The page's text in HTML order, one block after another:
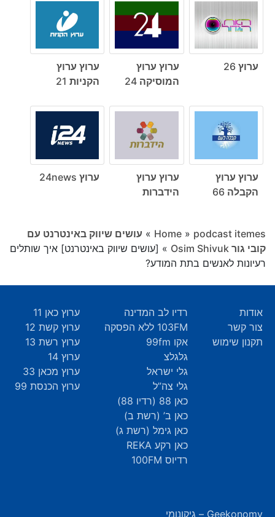
ערוץ 26
ערוץ ערוץ
המוסיקה 24
ערוץ ערוץ
הקניות 21
ערוץ ערוץ
הקבלה 66
ערוץ ערוץ
הידברות
ערוץ 24news
Home » podcast itemes
» עושים שיווק באינטרנט עם
קובי גור Osim Shivuk
» [עושים שיווק באינטרנט] איך שותלים
רעיונות לאנשים בתת המודע?
אודות
צור קשר
תקנון שימוש
רדיו לב המדינה
103FM ללא הפסקה
אקו 99fm
גלגלצ
גלי ישראל
גלי צה”ל
כאן 88 (רדיו 88)
כאן ב’ (רשת ב)
כאן גימל (רשת ג)
כאן רקע REKA
רדיוס 100FM
ערוץ כאן 11
ערוץ קשת 12
ערוץ רשת 13
ערוץ 14
ערוץ מכאן 33
ערוץ הכנסת 99
Geekonomy – גיקונומי